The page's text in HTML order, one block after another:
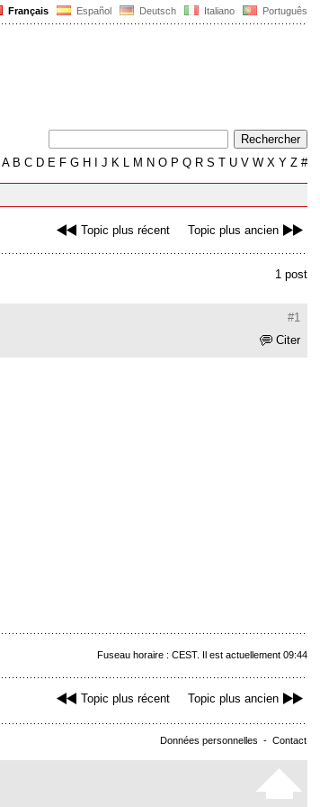
Français Español Deutsch Italiano Português
AB C D E F G H J K L M N O P Q R S T U V W X Y Z #
Topic plus récent Topic plus ancien
1 post
#1
Citer
Fuseau horaire : CEST. Il est actuellement 09:44
Topic plus récent Topic plus ancien
Données personnelles - Contact